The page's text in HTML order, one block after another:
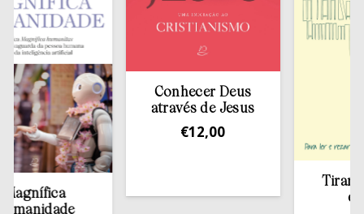
Conhecer Deus
através de Jesus
12,00
Tirar a